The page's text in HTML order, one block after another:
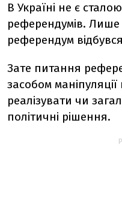
В Україні не є
референдумів. Лише
референдум
Зате питання
засобом
реалізувати чи
політичні рішення.